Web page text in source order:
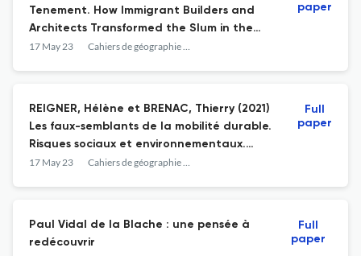
Tenement. How Immigrant Builders and
Architects Transformed the Slum in the
Gilded Age. University of Minnesota Press,
17 May 23 Cahiers de géographie du Québec
paper
REIGNER, Hélène et BRENAC, Thierry (2021)
Les faux-semblants de la mobilité durable.
Risques sociaux et environnementaux.
Éditions de la Sorbonne, 288 p. (ISBN 979-
17 May 23 Cahiers de géographie du Québec
Full
paper
Paul Vidal de la Blache : une pensée à
redécouvrir
Full
paper